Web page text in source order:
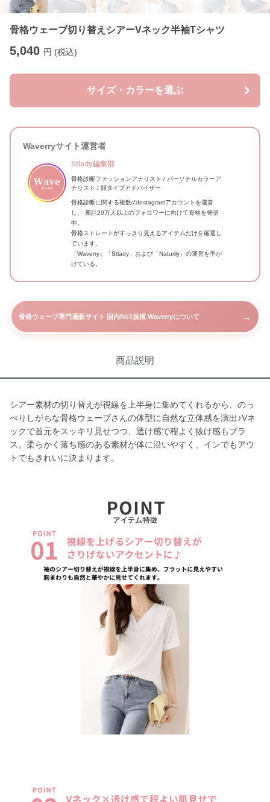
骨格ウェーブ切り替えシアーVネック半袖Tシャツ
5,040 円 (税込)
サイズ・カラーを選ぶ
Waverryサイト運営者
Stlady編集部
骨格診断ファッションアナリスト / パーソナルカラーア
ナリスト / 顔タイプアドバイザー
骨格診断に関する複数のInstagramアカウントを運営
し、 累計20万人以上のフォロワーに向けて骨格を発信
中。
骨格ストレートがすっきり見えるアイテムだけを厳選し
ています。
「Waverry」「Stlady」および「Naturily」の運営を手が
けている。
骨格ウェーブ専門通販サイト 国内No1規模 Waverryについて →
商品説明
シアー素材の切り替えが視線を上半身に集めてくれるから、のっ
ぺりしがちな骨格ウェーブさんの体型に自然な立体感を演出♪Vネ
ックで首元をスッキリ見せつつ、透け感で程よく抜け感もプラ
ス。柔らかく落ち感のある素材が体に沿いやすく、インでもアウ
トでもきれいに決まります。